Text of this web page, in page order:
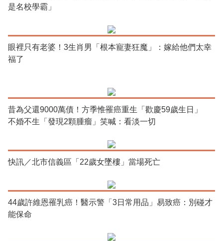
是名校學霸」
眼裡只有老婆！3生肖男「根本寵妻狂魔」：嫁給他們太幸
福了
昔為父還9000萬債！方季惟罹癌重生「歡慶59歲生日」
不婚不生「發現2顆腫瘤」笑喊：看淡一切
快訊／北市信義區「22歲女墜樓」當場死亡
44歲許維恩罹乳癌！醫示警「3日常用品」易致癌：別碰才
能保命